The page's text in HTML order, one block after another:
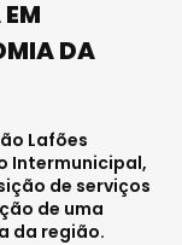
DA
Lafões
Intermunicipal,
de serviços
de uma
da região.